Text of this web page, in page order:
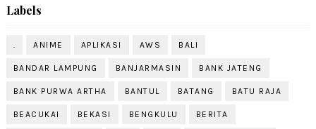
Labels
. ANIME APLIKASI AWS BALI
BANDAR LAMPUNG BANJARMASIN BANK JATENG
BANK PURWA ARTHA BANTUL BATANG BATU RAJA
BEACUKAI BEKASI BENGKULU BERITA